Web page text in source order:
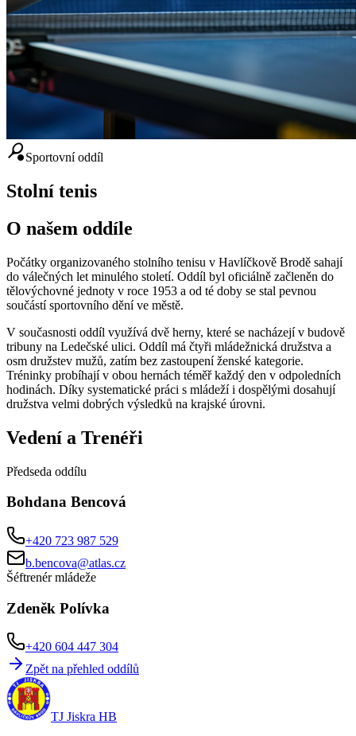
sports_tennisSportovní oddíl
Stolní tenis
O našem oddíle
Počátky organizovaného stolního tenisu v Havlíčkově Brodě sahají
do válečných let minulého století. Oddíl byl oficiálně začleněn do
tělovýchovné jednoty v roce 1953 a od té doby se stal pevnou
součástí sportovního dění ve městě.
V současnosti oddíl využívá dvě herny, které se nacházejí v budově
tribuny na Ledečské ulici. Oddíl má čtyři mládežnická družstva a
osm družstev mužů, zatím bez zastoupení ženské kategorie.
Tréninky probíhají v obou hernách téměř každý den v odpoledních
hodinách. Díky systematické práci s mládeží i dospělými dosahují
družstva velmi dobrých výsledků na krajské úrovni.
Vedení a Trenéři
Předseda oddílu
Bohdana Bencová
+420 723 987 529
b.bencova@atlas.cz
Šéftrenér mládeže
Zdeněk Polívka
+420 604 447 304
Zpět na přehled oddílů
TJ Jiskra HB